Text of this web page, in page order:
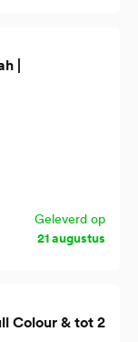
|
Geleverd op
21 augustus
Colour & tot 2